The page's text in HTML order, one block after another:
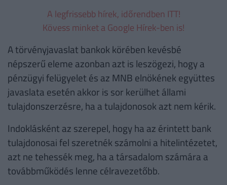
A legfrissebb hírek, időrendben ITT!
Kövess minket a Google Hírek-ben is!
A törvényjavaslat bankok körében kevésbé
népszerű eleme azonban azt is leszögezi, hogy a
pénzügyi felügyelet és az MNB elnökének együttes
javaslata esetén akkor is sor kerülhet állami
tulajdonszerzésre, ha a tulajdonosok azt nem kérik.
Indoklásként az szerepel, hogy ha az érintett bank
tulajdonosai fel szeretnék számolni a hitelintézetet,
azt ne tehessék meg, ha a társadalom számára a
továbbműködés lenne célravezetőbb.